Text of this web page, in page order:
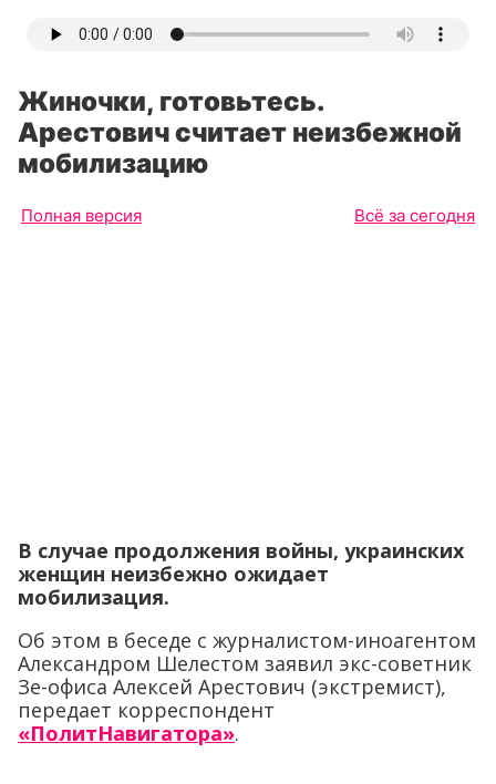
Жиночки, готовьтесь.
Арестович считает неизбежной
мобилизацию
Полная версия Всё за сегодня
В случае продолжения войны, украинских
женщин неизбежно ожидает
мобилизация.
Об этом в беседе с журналистом-иноагентом
Александром Шелестом заявил экс-советник
Зе-офиса Алексей Арестович (экстремист),
передает корреспондент
«ПолитНавигатора».